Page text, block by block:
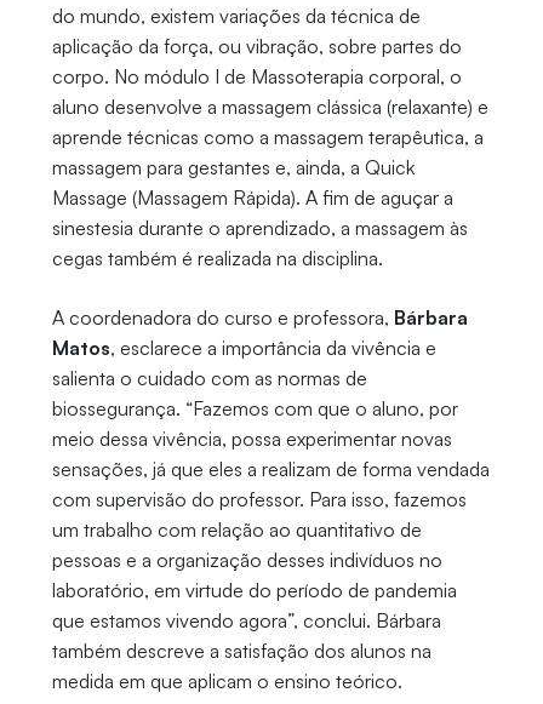
do mundo, existem variações da técnica de
aplicação da força, ou vibração, sobre partes do
corpo. No módulo I de Massoterapia corporal, o
aluno desenvolve a massagem clássica (relaxante) e
aprende técnicas como a massagem terapêutica, a
massagem para gestantes e, ainda, a Quick
Massage (Massagem Rápida). A fim de aguçar a
sinestesia durante o aprendizado, a massagem às
cegas também é realizada na disciplina.
A coordenadora do curso e professora, Bárbara
Matos, esclarece a importância da vivência e
salienta o cuidado com as normas de
biossegurança. “Fazemos com que o aluno, por
meio dessa vivência, possa experimentar novas
sensações, já que eles a realizam de forma vendada
com supervisão do professor. Para isso, fazemos
um trabalho com relação ao quantitativo de
pessoas e a organização desses indivíduos no
laboratório, em virtude do período de pandemia
que estamos vivendo agora”, conclui. Bárbara
também descreve a satisfação dos alunos na
medida em que aplicam o ensino teórico.